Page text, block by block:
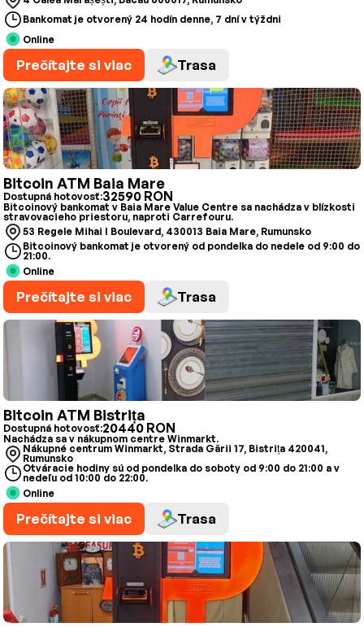
Bankomat je otvorený 24 hodín denne, 7 dní v týždni
Online
Prečítajte si viac Trasa
Bitcoin ATM Baia Mare
Dostupná hotovosť:32590 RON
Bitcoinový bankomat v Baia Mare Value Centre sa nachádza v blízkosti
stravovacieho priestoru, naproti Carrefouru.
53 Regele Mihai I Boulevard, 430013 Baia Mare, Rumunsko
Bitcoinový bankomat je otvorený od pondelka do nedele od 9:00 do
21:00.
Online
Prečítajte si viac Trasa
Bitcoin ATM Bistrița
Dostupná hotovosť:20440 RON
Nachádza sa v nákupnom centre Winmarkt.
Nákupné centrum Winmarkt, Strada Gării 17, Bistrița 420041,
Rumunsko
Otváracie hodiny sú od pondelka do soboty od 9:00 do 21:00 a v
nedeľu od 10:00 do 22:00.
Online
Prečítajte si viac Trasa